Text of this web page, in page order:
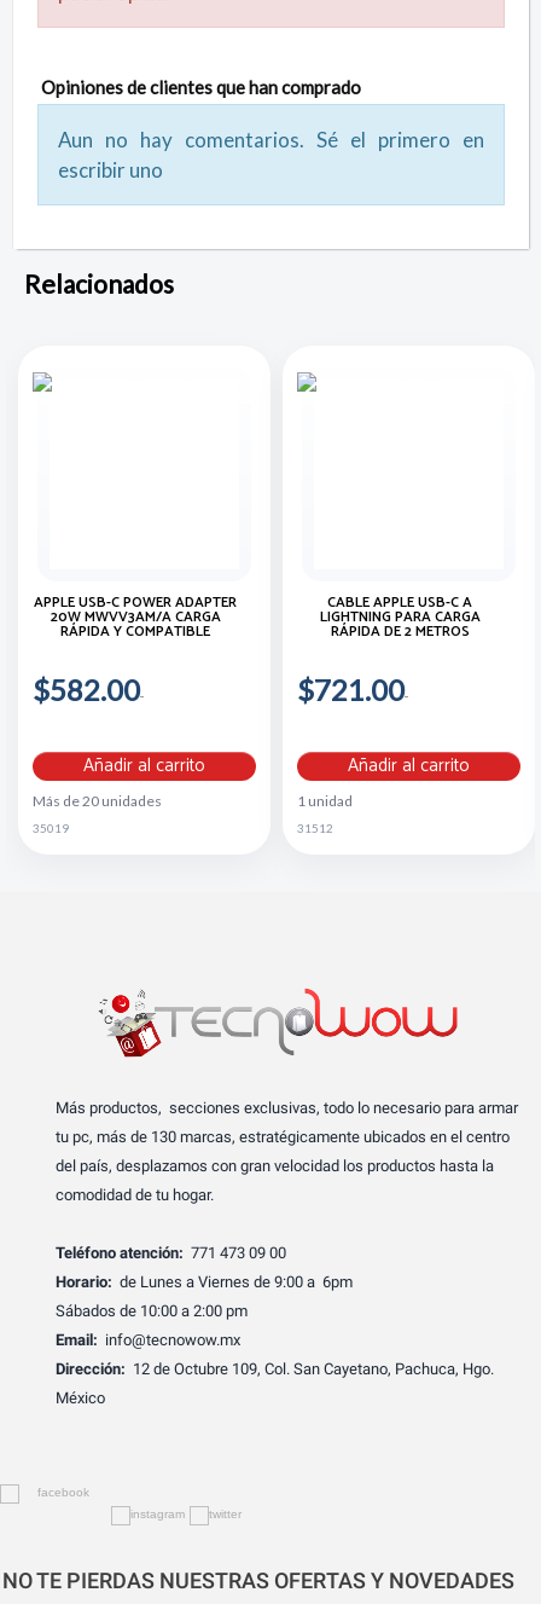
Opiniones de clientes que han comprado
Aun no hay comentarios. Sé el primero en
escribir uno
Relacionados
APPLE USB-C POWER ADAPTER
20W MWVV3AM/A CARGA
RÁPIDA Y COMPATIBLE
$582.00
Añadir al carrito
Más de 20 unidades
35019
CABLE APPLE USB-C A
LIGHTNING PARA CARGA
RÁPIDA DE 2 METROS
$721.00
Añadir al carrito
1 unidad
31512
Más productos, secciones exclusivas, todo lo necesario para armar
tu pc, más de 130 marcas, estratégicamente ubicados en el centro
del país, desplazamos con gran velocidad los productos hasta la
comodidad de tu hogar.
Teléfono atención: 771 473 09 00
Horario: de Lunes a Viernes de 9:00 a 6pm
Sábados de 10:00 a 2:00 pm
Email: info@tecnowow.mx
Dirección: 12 de Octubre 109, Col. San Cayetano, Pachuca, Hgo.
México
NO TE PIERDAS NUESTRAS OFERTAS Y NOVEDADES